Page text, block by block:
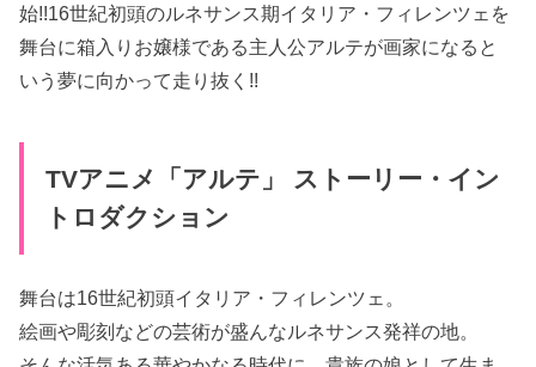
始!!16世紀初頭のルネサンス期イタリア・フィレンツェを
舞台に箱入りお嬢様である主人公アルテが画家になると
いう夢に向かって走り抜く!!
TVアニメ「アルテ」 ストーリー・イン
トロダクション
舞台は16世紀初頭イタリア・フィレンツェ。
絵画や彫刻などの芸術が盛んなルネサンス発祥の地。